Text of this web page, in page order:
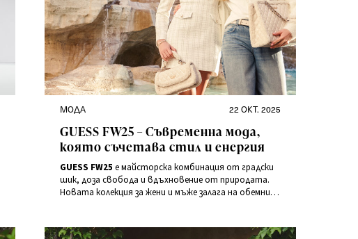
МОДА
на
22 ОКТ. 2025
GUESS FW25 – Съвременна мода,
която съчетава стил и енергия
GUESS FW25 е майсторска комбинация от градски
шик, доза свобода и вдъхновение от природата.
Новата колекция за жени и мъже залага на обемни
принтове.